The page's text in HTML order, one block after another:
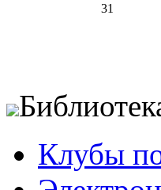
31
Клубы